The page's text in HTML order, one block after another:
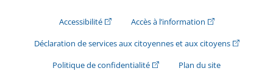
Accessibilité(Cet hyperlien externe s'ouvrira dans une
Accès à l’information(Cet hyperlien
Déclaration de services aux citoyennes et aux citoyens(Cet
Politique de confidentialité(Cet hyperlien externe s'ouvrira
Plan du site